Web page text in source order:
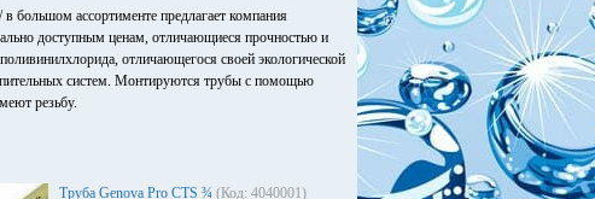
большом ассортименте предлагает компания
доступным ценам, отличающиеся прочностью и
отличающегося своей экологической
систем. Монтируются трубы с помощью
резьбу.
Труба Genova Pro CTS ¾ (Код: 4040001)